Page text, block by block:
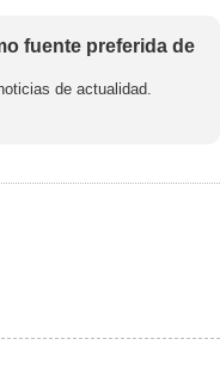
fuente preferida de
de actualidad.